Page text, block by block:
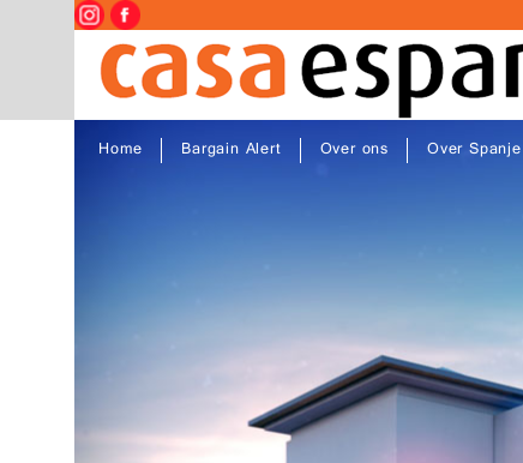
Home Bargain Alert Over ons Over Spanje